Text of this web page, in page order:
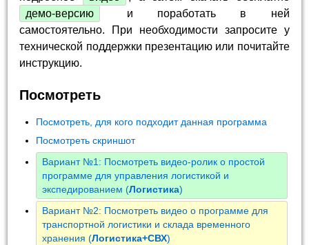
демо-версию
и поработать в ней
самостоятельно. При необходимости запросите у
технической поддержки презентацию или почитайте
инструкцию.
Посмотреть
Посмотреть, для кого подходит данная программа
Посмотреть скриншот
Вариант №1: Посмотреть видео-ролик о простой
программе для управления логистикой и
экспедированием (Логистика)
Вариант №2: Посмотреть видео о программе для
транспортной логистики и склада временного
хранения (Логистика+СВХ)